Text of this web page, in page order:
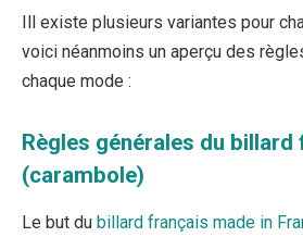
Ill existe plusieurs variantes pour
voici néanmoins un aperçu des
chaque mode :
Règles générales du billard
(carambole)
Le but du billard français made in